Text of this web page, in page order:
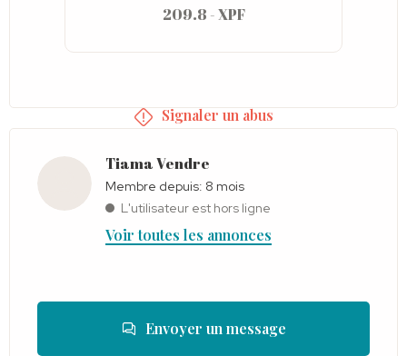
209.8 - XPF
Signaler un abus
Tiama Vendre
Membre depuis: 8 mois
L'utilisateur est hors ligne
Voir toutes les annonces
Envoyer un message